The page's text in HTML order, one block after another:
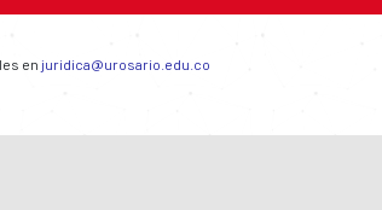
en juridica@urosario.edu.co